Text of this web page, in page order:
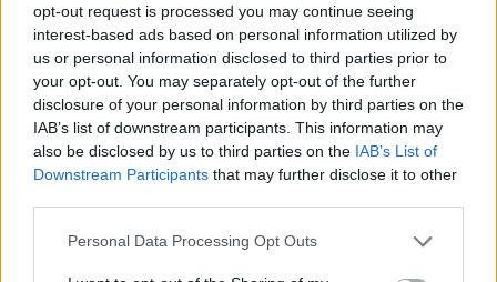
opt-out request is processed you may continue seeing
interest-based ads based on personal information utilized by
us or personal information disclosed to third parties prior to
your opt-out. You may separately opt-out of the further
disclosure of your personal information by third parties on the
IAB’s list of downstream participants. This information may
also be disclosed by us to third parties on the IAB’s List of
Downstream Participants that may further disclose it to other
Personal Data Processing Opt Outs
BILDHÜBSCH
Sumayya Vally
Für Sumayya Vally ist Baukunst kein Aufstapeln von
Ziegelsteinen, bis man darüber ein Dach legen kann. Als
Architektin schafft sie Gebäude, Plätze und
Installationen, die mehr bedeuten als der Zweck, den sie